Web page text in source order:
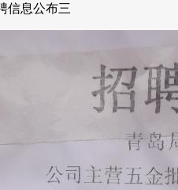
信息公布三